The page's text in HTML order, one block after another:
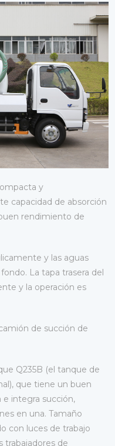
y
capacidad de absorción
rendimiento de
y las aguas
La tapa trasera del
y la operación es
de succión de
Q235B (el tanque de
que tiene un buen
integra succión,
en una. Tamaño
con luces de trabajo
trabajadores de